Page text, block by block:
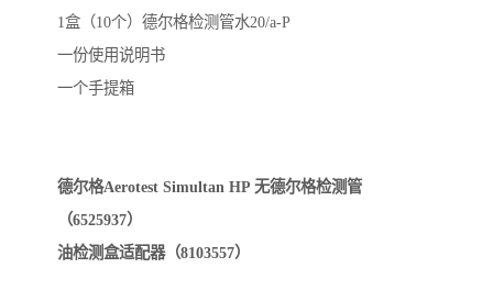
1盒（10个）德尔格检测管水20/a-P
一份使用说明书
一个手提箱
德尔格Aerotest Simultan HP 无德尔格检测管
（6525937）
油检测盒适配器（8103557）